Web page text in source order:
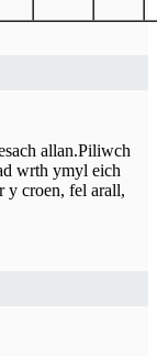
allan.Piliwch
wrth ymyl eich
y croen, fel arall,